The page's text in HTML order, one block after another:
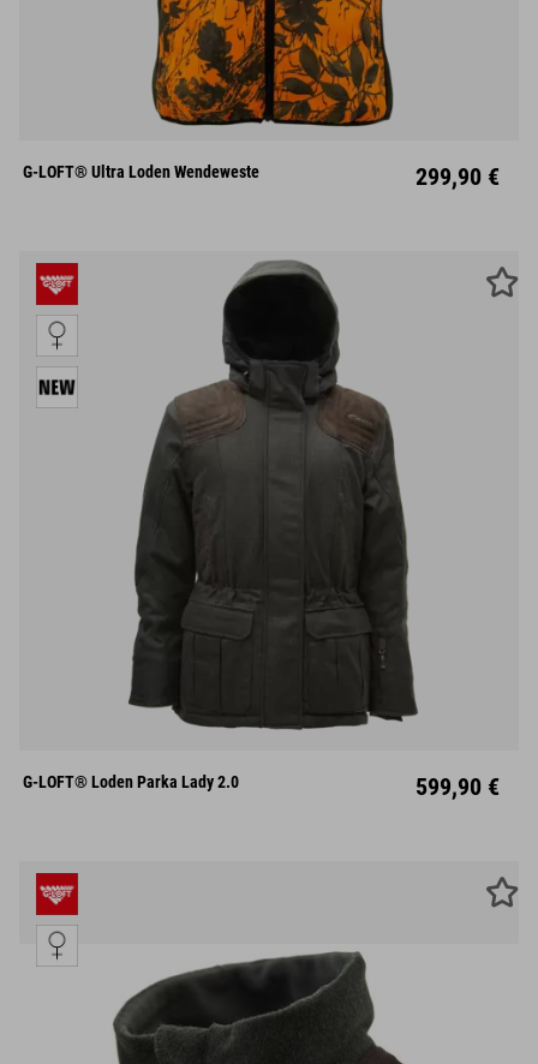
S M L
G-LOFT® Ultra Loden Wendeweste 299,90 €
XL
XXXL
G-LOFT® Loden Parka Lady 2.0 599,90 €